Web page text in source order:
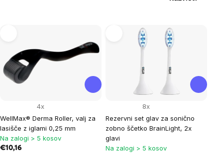
products
WellMax® Derma Roller, valj za
lasišče z iglami 0,25 mm
4x
Na zalogi > 5 kosov
€10,16
Rezervni set glav za sonično
zobno ščetko BrainLight, 2x
glavi
8x
Na zalogi > 5 kosov